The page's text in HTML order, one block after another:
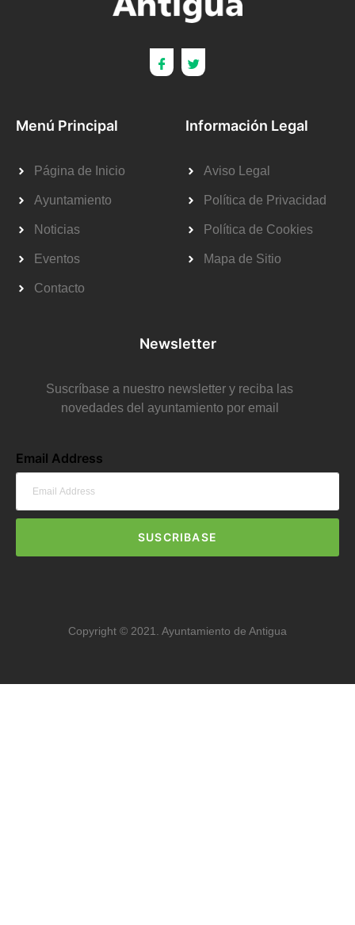
Menú Principal
Página de Inicio
Ayuntamiento
Noticias
Eventos
Contacto
Información Legal
Aviso Legal
Política de Privacidad
Política de Cookies
Mapa de Sitio
Newsletter
Suscríbase a nuestro newsletter y reciba las
novedades del ayuntamiento por email
Email Address
SUSCRIBASE
Copyright © 2021. Ayuntamiento de Antigua